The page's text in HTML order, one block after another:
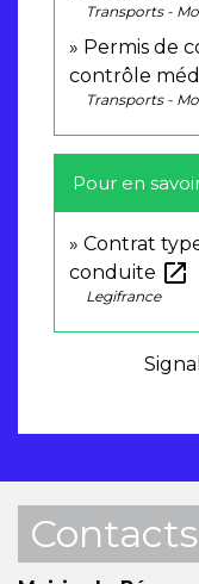
Transports -
Permis de
contrôle
Transports -
Pour en
Contrat
conduite open_in_new
Legifrance
Contacts